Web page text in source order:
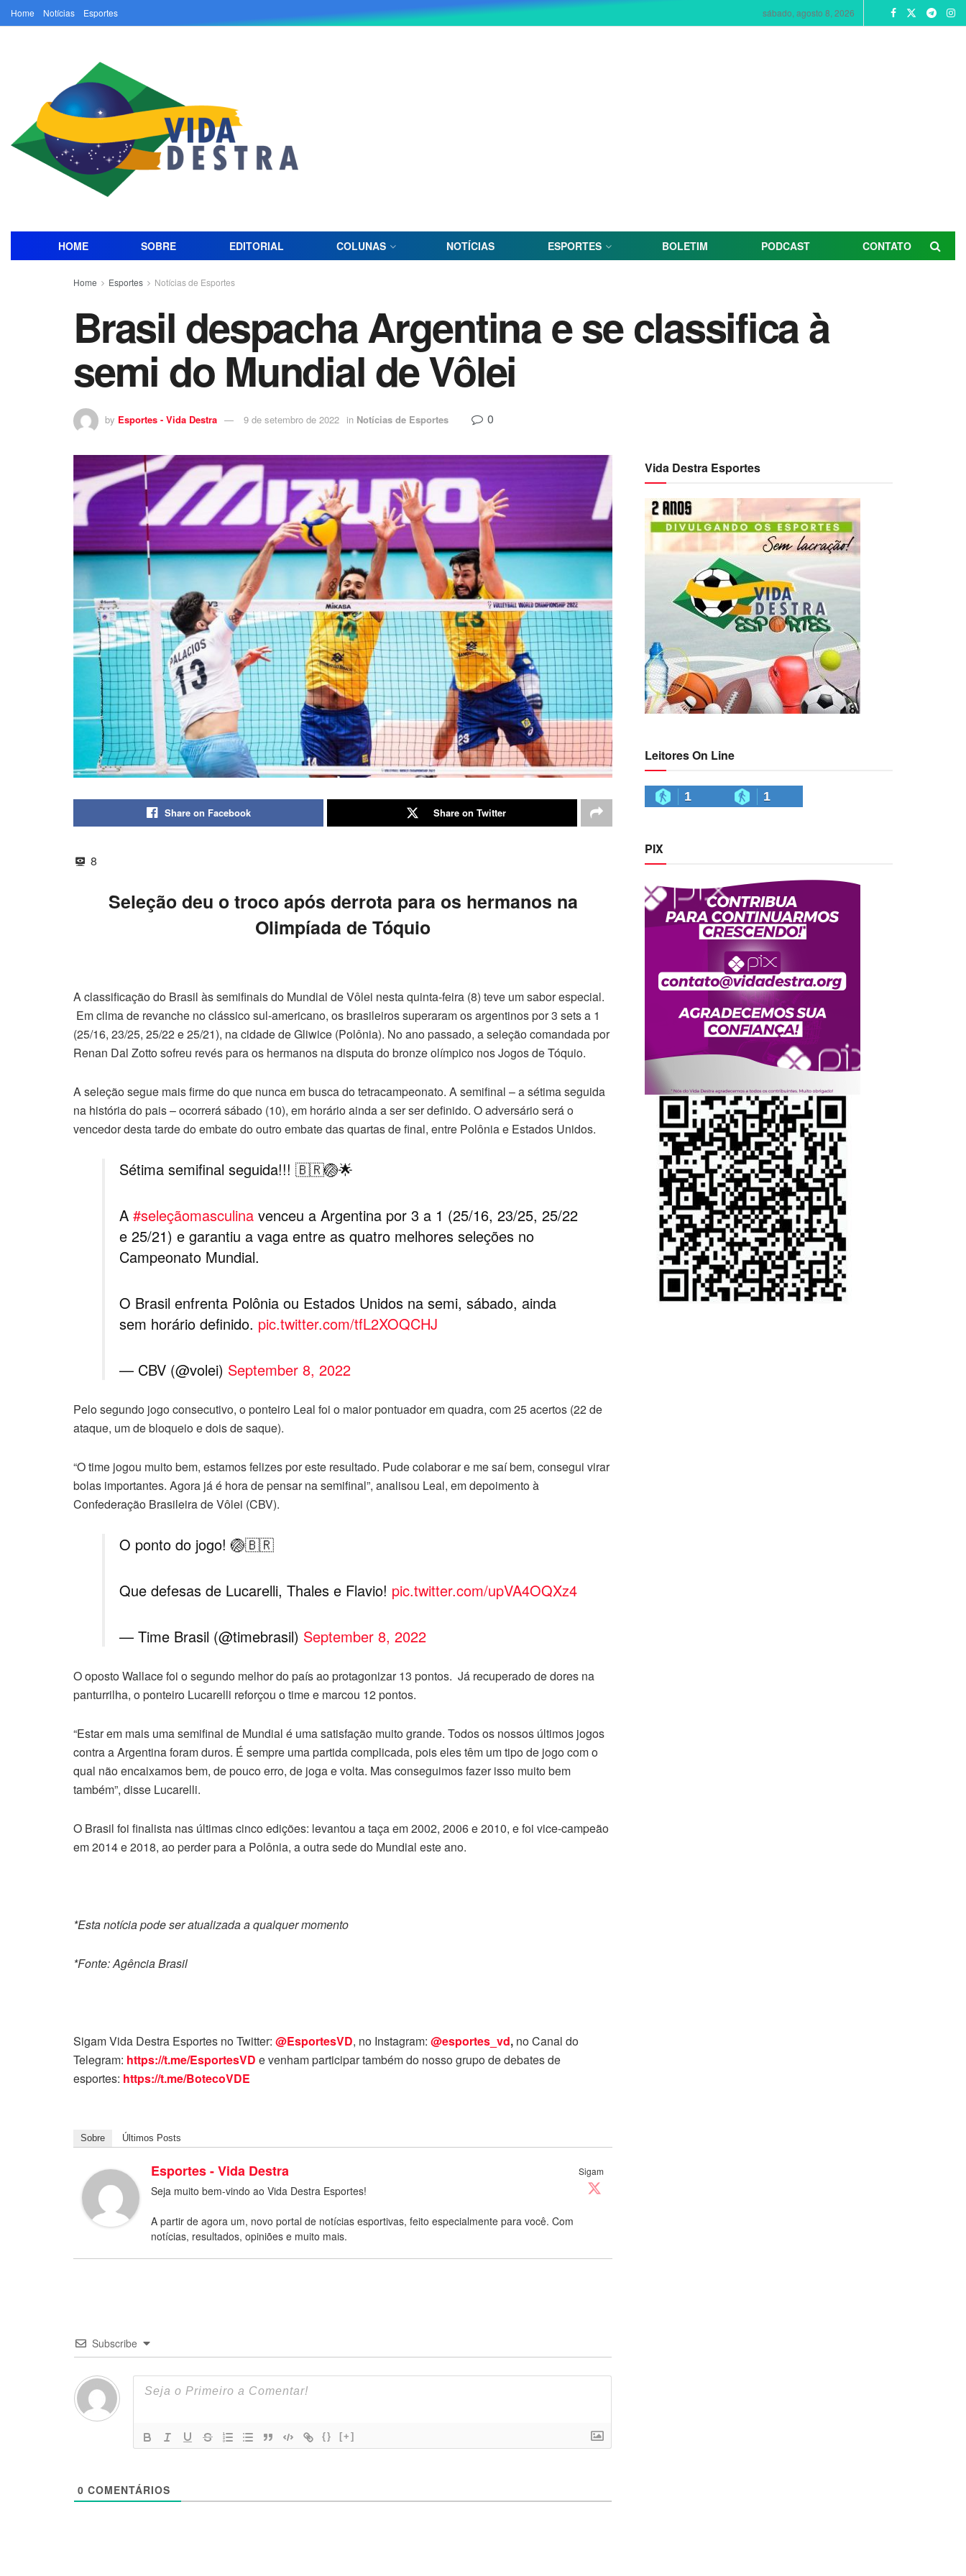
Home Notícias Esportes sábado, agosto 8, 2026
HOME SOBRE EDITORIAL COLUNAS NOTÍCIAS ESPORTES BOLETIM PODCAST CONTATO
Home Esportes Notícias de Esportes
Brasil despacha Argentina e se classifica à
semi do Mundial de Vôlei
by Esportes - Vida Destra 9 de setembro de 2022 in Notícias de Esportes 0
Share on Facebook Share on Twitter
8
Seleção deu o troco após derrota para os hermanos na
Olimpíada de Tóquio
A classificação do Brasil às semifinais do Mundial de Vôlei nesta quinta-feira (8) teve um sabor especial.
Em clima de revanche no clássico sul-americano, os brasileiros superaram os argentinos por 3 sets a 1
(25/16, 23/25, 25/22 e 25/21), na cidade de Gliwice (Polônia). No ano passado, a seleção comandada por
Renan Dal Zotto sofreu revés para os hermanos na disputa do bronze olímpico nos Jogos de Tóquio.
A seleção segue mais firme do que nunca em busca do tetracampeonato. A semifinal – a sétima seguida
na história do pais – ocorrerá sábado (10), em horário ainda a ser ser definido. O adversário será o
vencedor desta tarde do embate do outro embate das quartas de final, entre Polônia e Estados Unidos.
Sétima semifinal seguida!!! 🇧🇷🏐🌟
A #seleçãomasculina venceu a Argentina por 3 a 1 (25/16, 23/25, 25/22
e 25/21) e garantiu a vaga entre as quatro melhores seleções no
Campeonato Mundial.
O Brasil enfrenta Polônia ou Estados Unidos na semi, sábado, ainda
sem horário definido. pic.twitter.com/tfL2XOQCHJ
— CBV (@volei) September 8, 2022
Pelo segundo jogo consecutivo, o ponteiro Leal foi o maior pontuador em quadra, com 25 acertos (22 de
ataque, um de bloqueio e dois de saque).
“O time jogou muito bem, estamos felizes por este resultado. Pude colaborar e me saí bem, consegui virar
bolas importantes. Agora já é hora de pensar na semifinal”, analisou Leal, em depoimento à
Confederação Brasileira de Vôlei (CBV).
O ponto do jogo! 🏐🇧🇷
Que defesas de Lucarelli, Thales e Flavio! pic.twitter.com/upVA4OQXz4
— Time Brasil (@timebrasil) September 8, 2022
O oposto Wallace foi o segundo melhor do país ao protagonizar 13 pontos. Já recuperado de dores na
panturrilha, o ponteiro Lucarelli reforçou o time e marcou 12 pontos.
“Estar em mais uma semifinal de Mundial é uma satisfação muito grande. Todos os nossos últimos jogos
contra a Argentina foram duros. É sempre uma partida complicada, pois eles têm um tipo de jogo com o
qual não encaixamos bem, de pouco erro, de joga e volta. Mas conseguimos fazer isso muito bem
também”, disse Lucarelli.
O Brasil foi finalista nas últimas cinco edições: levantou a taça em 2002, 2006 e 2010, e foi vice-campeão
em 2014 e 2018, ao perder para a Polônia, a outra sede do Mundial este ano.
*Esta notícia pode ser atualizada a qualquer momento
*Fonte: Agência Brasil
Sigam Vida Destra Esportes no Twitter: @EsportesVD, no Instagram: @esportes_vd, no Canal do
Telegram: https://t.me/EsportesVD e venham participar também do nosso grupo de debates de
esportes: https://t.me/BotecoVDE
Sobre Últimos Posts
Sigam
Esportes - Vida Destra
Seja muito bem-vindo ao Vida Destra Esportes!
A partir de agora um, novo portal de notícias esportivas, feito especialmente para você. Com
notícias, resultados, opiniões e muito mais.
Subscribe
{} [+]
0 COMENTÁRIOS
Vida Destra Esportes
Leitores On Line
1 1
PIX